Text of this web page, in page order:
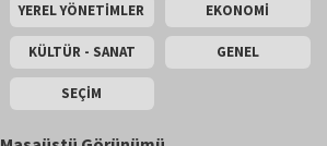
YEREL YÖNETİMLER EKONOMİ
KÜLTÜR - SANAT GENEL
SEÇİM